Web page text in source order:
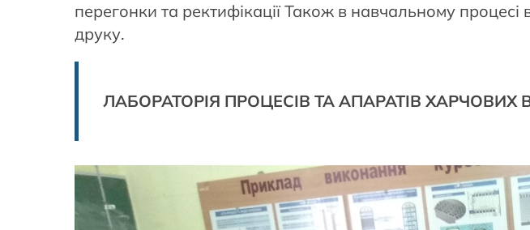
перегонки та ректифікації Також в навчальному
друку.
ЛАБОРАТОРІЯ ПРОЦЕСІВ ТА АПАРАТІВ ХАРЧОВИХ